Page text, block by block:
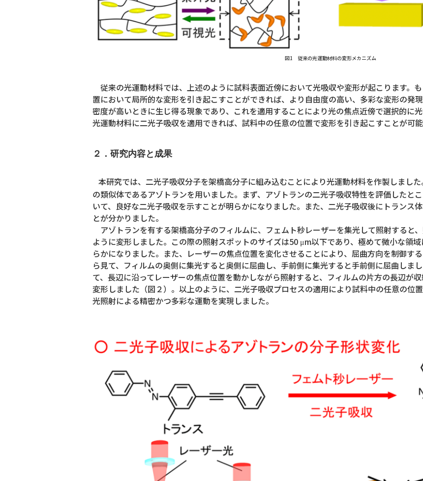
図1 従来の光運動材料の変形メカニズム
従来の光運動材料では、上述のように試料表面近傍において光吸収や変形が起こります。
置において局所的な変形を引き起こすことができれば、より自由度の高い、多彩な変形の発
密度が高いときに生じ得る現象であり、これを適用することにより光の焦点近傍で選択的に
光運動材料に二光子吸収を適用できれば、試料中の任意の位置で変形を引き起こすことが可能
２．研究内容と成果
本研究では、二光子吸収分子を架橋高分子に組み込むことにより光運動材料を作製しまし
の類似体であるアゾトランを用いました。まず、アゾトランの二光子吸収特性を評価したと
いて、良好な二光子吸収を示すことが明らかになりました。また、二光子吸収後にトランス
とが分かりました。
アゾトランを有する架橋高分子のフィルムに、フェムト秒レーザーを集光して照射すると
ように変形しました。この際の照射スポットのサイズは50 μm以下であり、極めて微小な領
らかになりました。また、レーザーの焦点位置を変化させることにより、屈曲方向を制御す
ら見て、フィルムの奥側に集光すると奥側に屈曲し、手前側に集光すると手前側に屈曲しま
て、長辺に沿ってレーザーの焦点位置を動かしながら照射すると、フィルムの片方の長辺が
変形しました（図２）。以上のように、二光子吸収プロセスの適用により試料中の任意の位
光照射による精密かつ多彩な運動を実現しました。